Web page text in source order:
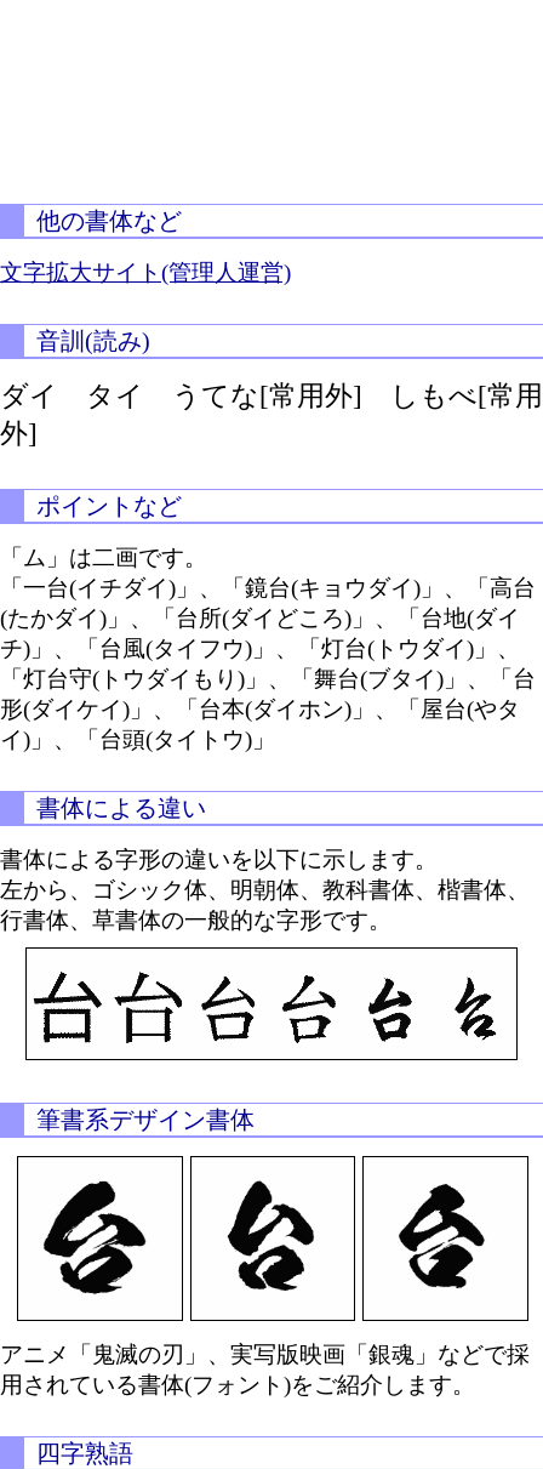
他の書体など
文字拡大サイト(管理人運営)
音訓(読み)
ダイ タイ うてな[常用外] しもべ[常用
外]
ポイントなど
「ム」は二画です。
「一台(イチダイ)」、「鏡台(キョウダイ)」、「高台
(たかダイ)」、「台所(ダイどころ)」、「台地(ダイ
チ)」、「台風(タイフウ)」、「灯台(トウダイ)」、
「灯台守(トウダイもり)」、「舞台(ブタイ)」、「台
形(ダイケイ)」、「台本(ダイホン)」、「屋台(やタ
イ)」、「台頭(タイトウ)」
書体による違い
書体による字形の違いを以下に示します。
左から、ゴシック体、明朝体、教科書体、楷書体、
行書体、草書体の一般的な字形です。
筆書系デザイン書体
アニメ「鬼滅の刃」、実写版映画「銀魂」などで採
用されている書体(フォント)をご紹介します。
四字熟語